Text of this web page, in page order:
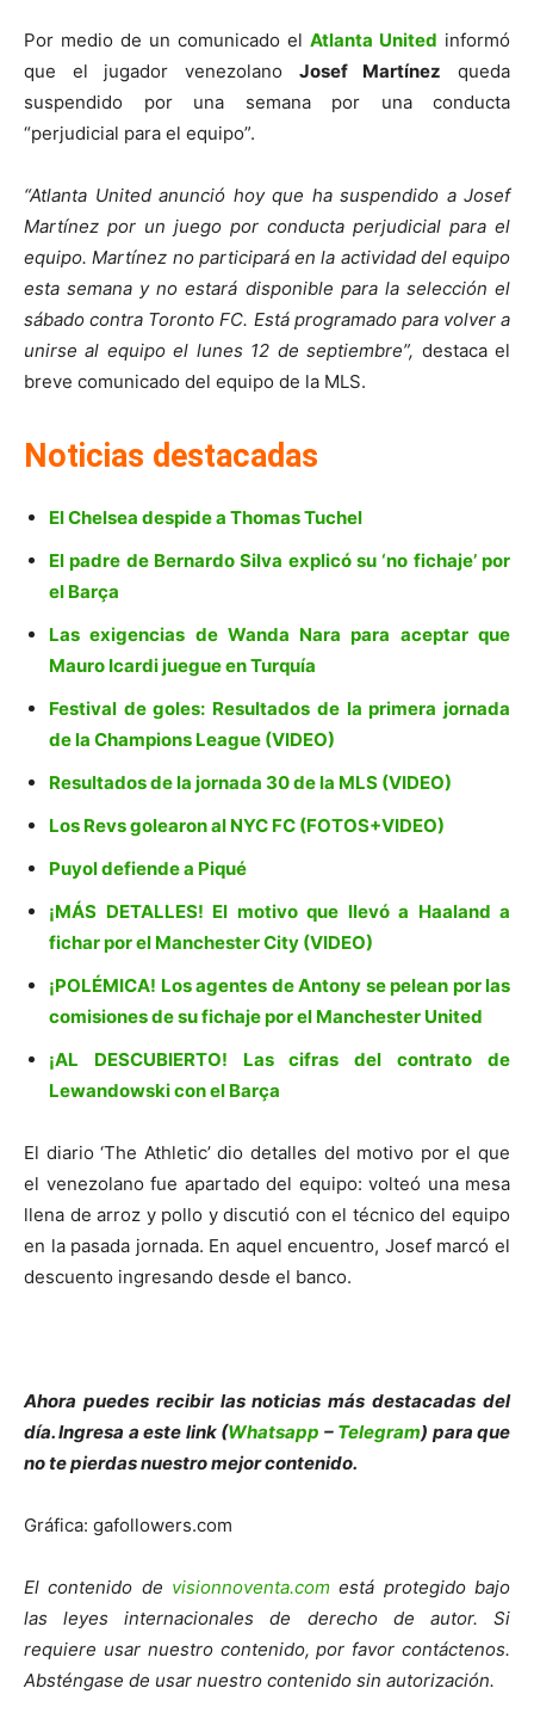
Por medio de un comunicado el Atlanta United informó
que el jugador venezolano Josef Martínez queda
suspendido por una semana por una conducta
“perjudicial para el equipo”.
“Atlanta United anunció hoy que ha suspendido a Josef
Martínez por un juego por conducta perjudicial para el
equipo. Martínez no participará en la actividad del equipo
esta semana y no estará disponible para la selección el
sábado contra Toronto FC. Está programado para volver a
unirse al equipo el lunes 12 de septiembre”, destaca el
breve comunicado del equipo de la MLS.
Noticias destacadas
El Chelsea despide a Thomas Tuchel
El padre de Bernardo Silva explicó su ‘no fichaje’ por
el Barça
Las exigencias de Wanda Nara para aceptar que
Mauro Icardi juegue en Turquía
Festival de goles: Resultados de la primera jornada
de la Champions League (VIDEO)
Resultados de la jornada 30 de la MLS (VIDEO)
Los Revs golearon al NYC FC (FOTOS+VIDEO)
Puyol defiende a Piqué
¡MÁS DETALLES! El motivo que llevó a Haaland a
fichar por el Manchester City (VIDEO)
¡POLÉMICA! Los agentes de Antony se pelean por las
comisiones de su fichaje por el Manchester United
¡AL DESCUBIERTO! Las cifras del contrato de
Lewandowski con el Barça
El diario ‘The Athletic’ dio detalles del motivo por el que
el venezolano fue apartado del equipo: volteó una mesa
llena de arroz y pollo y discutió con el técnico del equipo
en la pasada jornada. En aquel encuentro, Josef marcó el
descuento ingresando desde el banco.
Ahora puedes recibir las noticias más destacadas del
día. Ingresa a este link (Whatsapp – Telegram) para que
no te pierdas nuestro mejor contenido.
Gráfica: gafollowers.com
El contenido de visionnoventa.com está protegido bajo
las leyes internacionales de derecho de autor. Si
requiere usar nuestro contenido, por favor contáctenos.
Absténgase de usar nuestro contenido sin autorización.